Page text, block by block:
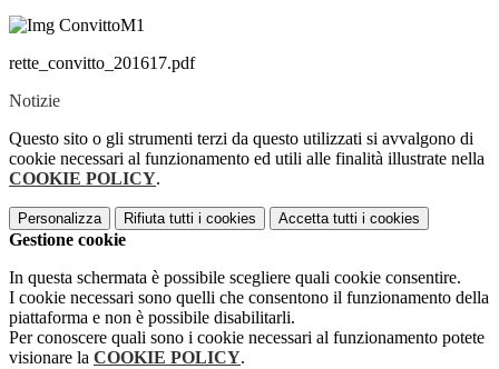
rette_convitto_201617.pdf
Notizie
Questo sito o gli strumenti terzi da questo utilizzati si avvalgono di
cookie necessari al funzionamento ed utili alle finalità illustrate nella
COOKIE POLICY.
Personalizza Rifiuta tutti i cookies Accetta tutti i cookies
Gestione cookie
In questa schermata è possibile scegliere quali cookie consentire.
I cookie necessari sono quelli che consentono il funzionamento della
piattaforma e non è possibile disabilitarli.
Per conoscere quali sono i cookie necessari al funzionamento potete
visionare la COOKIE POLICY.